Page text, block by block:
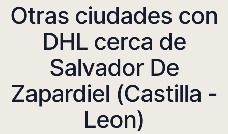
Otras ciudades con
DHL cerca de
Salvador De
Zapardiel (Castilla -
Leon)